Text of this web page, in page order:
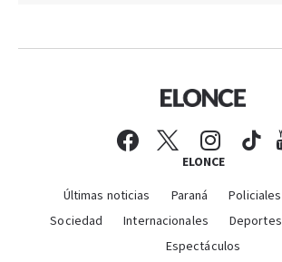
ELONCE
Últimas noticias Paraná Policiales
Sociedad
Internacionales Deportes
Espectáculos